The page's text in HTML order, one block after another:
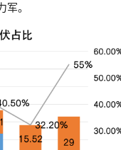
。